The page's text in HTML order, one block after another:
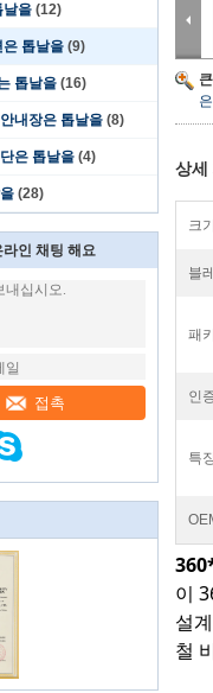
날을 (12)
은 톱날을 (9)
톱날을 (16)
내장은 톱날을 (8)
은 톱날을 (4)
(28)
인 채팅 해요
접촉
상세
크
블
패
인
특
이
설
철